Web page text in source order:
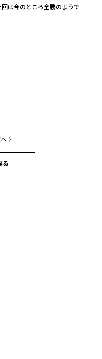
は今のところ全勝のようで
〉
る